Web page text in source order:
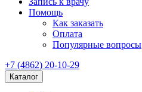
Помощь
Как заказать
Оплата
Популярные вопросы
+7 (4862) 20-10-29
Каталог